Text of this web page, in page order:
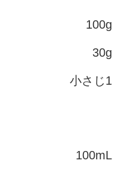
100g
30g
小さじ1
100mL